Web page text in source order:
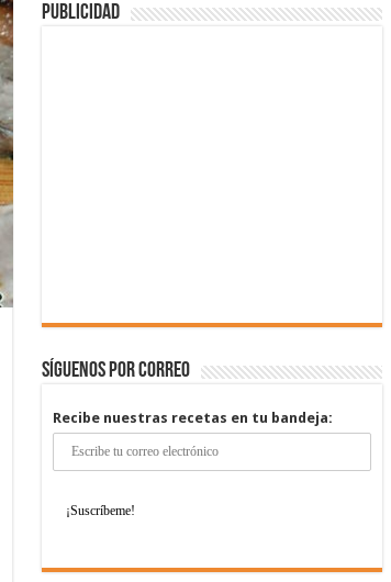
Publicidad
Síguenos por correo
Recibe nuestras recetas en tu bandeja: